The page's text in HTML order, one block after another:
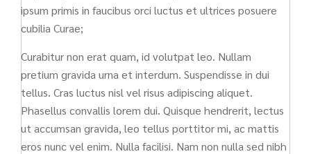
ipsum primis in faucibus orci luctus et ultrices posuere
cubilia Curae;
Curabitur non erat quam, id volutpat leo. Nullam
pretium gravida urna et interdum. Suspendisse in dui
tellus. Cras luctus nisl vel risus adipiscing aliquet.
Phasellus convallis lorem dui. Quisque hendrerit, lectus
ut accumsan gravida, leo tellus porttitor mi, ac mattis
eros nunc vel enim. Nulla facilisi. Nam non nulla sed nibh